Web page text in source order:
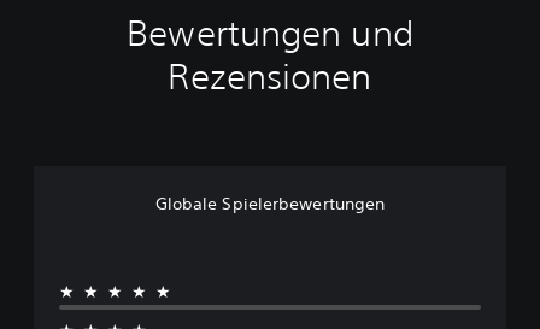
Bewertungen und
Rezensionen
Globale Spielerbewertungen
★★★★★